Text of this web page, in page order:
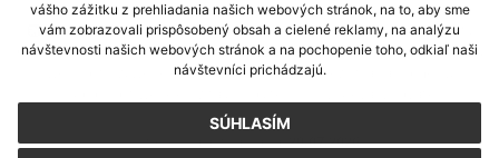
vášho zážitku z prehliadania našich webových stránok, na to, aby sme
vám zobrazovali prispôsobený obsah a cielené reklamy, na analýzu
návštevnosti našich webových stránok a na pochopenie toho, odkiaľ naši
návštevníci prichádzajú.
SÚHLASÍM
využite možnosť získavania aktuálnych informácií s využitím RSS
CMS systém (redakčný) systém ECHELON 2,Mapa stránok,web portál
webex.digital, s.r.o.,domény,registrácia domény
Posledná aktualizácia:29.07.2026